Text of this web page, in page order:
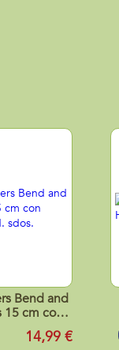
Bend and
15 cm con
sdos.
14,99 €